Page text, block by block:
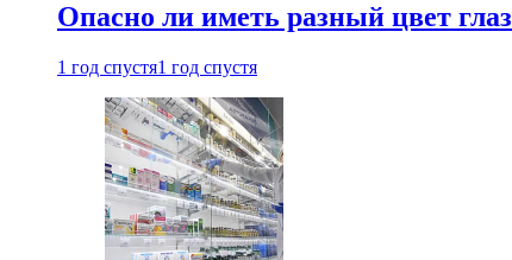
Опасно ли иметь разный цвет глаз
1 год спустя1 год спустя